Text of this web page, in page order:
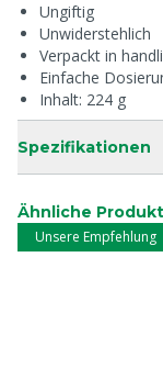
Ungiftig
Unwiderstehlich
Verpackt in
Einfache
Inhalt: 224 g
Spezifikationen
Ähnliche
Unsere Empfehlung